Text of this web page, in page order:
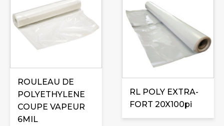
ROULEAU DE
POLYETHYLENE
COUPE VAPEUR
6MIL
plusieurs
variations.
peuvent
être
choisies
sur
RL POLY EXTRA-
FORT 20X100pi